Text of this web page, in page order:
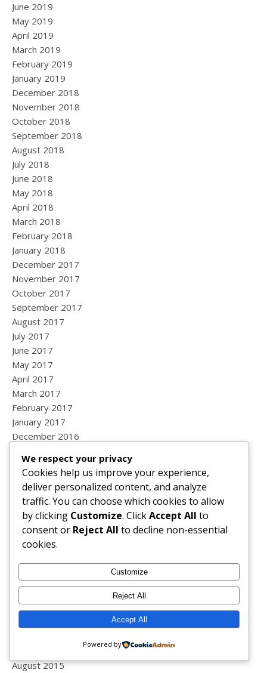
June 2019
May 2019
April 2019
March 2019
February 2019
January 2019
December 2018
November 2018
October 2018
September 2018
August 2018
July 2018
June 2018
May 2018
April 2018
March 2018
February 2018
January 2018
December 2017
November 2017
October 2017
September 2017
August 2017
July 2017
June 2017
May 2017
April 2017
March 2017
February 2017
January 2017
December 2016
October 2016
September 2016
August 2016
July 2016
June 2016
May 2016
April 2016
March 2016
February 2016
December 2015
August 2015
We respect your privacy
Cookies help us improve your experience,
deliver personalized content, and analyze
traffic. You can choose which cookies to allow
by clicking Customize. ClickAccept All to
consent or Reject All to decline non-essential
cookies.
Customize
Reject All
Accept All
Powered by